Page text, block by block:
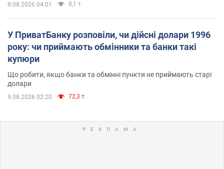
9.08.2026 04:01 8,1 т.
У ПриватБанку розповіли, чи дійсні долари 1996
року: чи приймають обмінники та банки такі
купюри
Що робити, якщо банки та обмінні пункти не приймають старі
долари
9.08.2026 02:20 72,3 т.